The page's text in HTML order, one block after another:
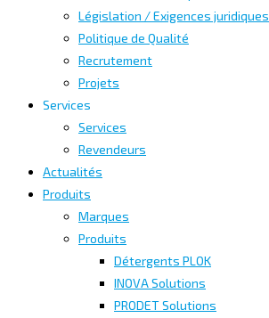
Législation / Exigences juridiques
Politique de Qualité
Recrutement
Projets
Services
Services
Revendeurs
Actualités
Produits
Marques
Produits
Détergents PLOK
INOVA Solutions
PRODET Solutions